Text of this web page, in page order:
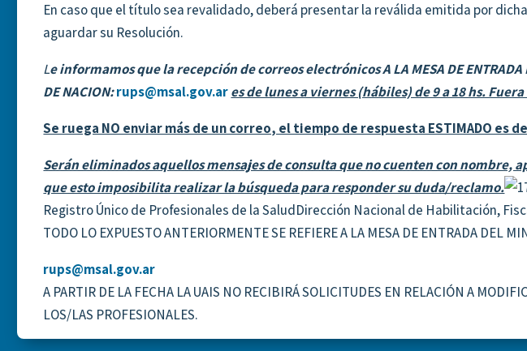
En caso que el título sea revalidado, deberá presentar la reválida emitida por
aguardar su Resolución.
Le informamos que larecepción de correos electrónicos A LA MESA DE ENTRADA
DE NACION:rups@msal.gov.ares de lunes a viernes (hábiles) de 9 a 18 hs.
Se ruega NO enviar más de un correo, el tiempo de respuesta ESTIMADO es
Serán eliminados aquellos mensajes de consulta que no cuenten con nombre,
que esto imposibilita realizar la búsqueda para responder su duda/reclamo.
Registro Único de Profesionales de la SaludDirección Nacional de Habilitación,
TODO LO EXPUESTO ANTERIORMENTE SE REFIERE A LA MESA DE ENTRADA DEL
rups@msal.gov.ar
A PARTIR DE LA FECHA LA UAIS NO RECIBIRÁ SOLICITUDES EN RELACIÓN A
LOS/LAS PROFESIONALES.